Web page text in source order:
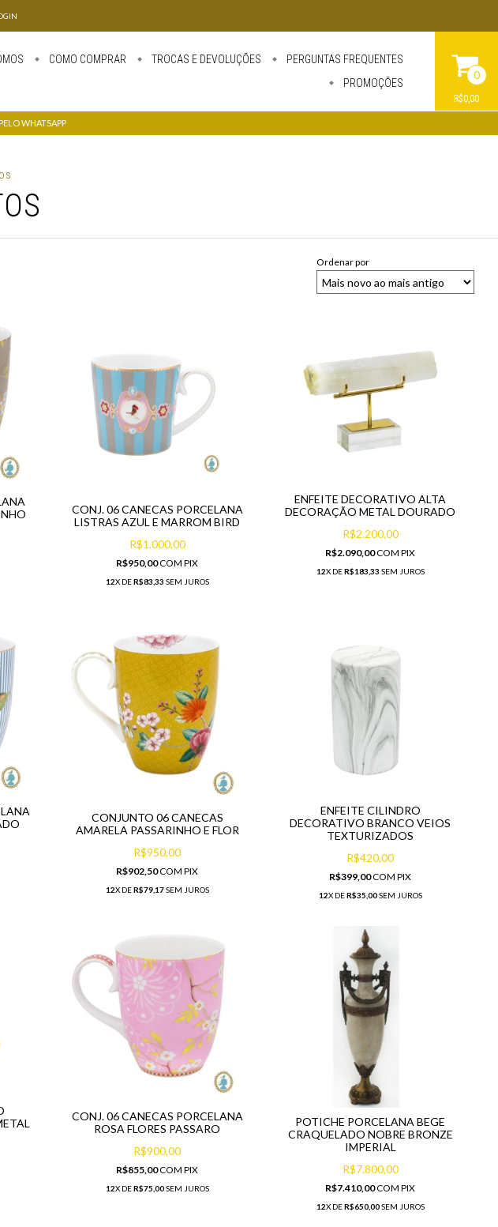
COMO COMPRAR TROCAS E DEVOLUÇÕES
PERGUNTAS FREQUENTES
PROMOÇÕES
0
R$0,00
WHATSAPP
Ordenar por
CONJ. 06 CANECAS PORCELANA
LISTRAS AZUL E MARROM BIRD
R$1.000,00
R$950,00COM PIX
12X DER$83,33 SEM JUROS
ENFEITE DECORATIVO ALTA
DECORAÇÃO METAL DOURADO
R$2.200,00
R$2.090,00COM PIX
12X DER$183,33 SEM JUROS
CONJUNTO 06 CANECAS
AMARELA PASSARINHO E FLOR
R$950,00
R$902,50COM PIX
12X DER$79,17SEM JUROS
ENFEITE CILINDRO
DECORATIVO BRANCO VEIOS
TEXTURIZADOS
R$420,00
R$399,00COM PIX
12X DER$35,00SEM JUROS
CONJ. 06 CANECAS PORCELANA
ROSA FLORES PASSARO
R$900,00
R$855,00COM PIX
12X DER$75,00SEM JUROS
POTICHE PORCELANA BEGE
CRAQUELADO NOBRE BRONZE
IMPERIAL
R$7.800,00
R$7.410,00COM PIX
12X DER$650,00SEM JUROS